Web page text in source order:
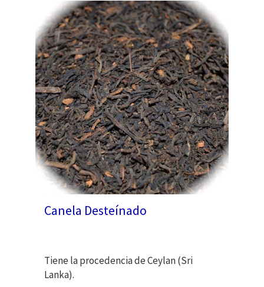
Canela Desteínado
Tiene la procedencia de Ceylan (Sri
Lanka).